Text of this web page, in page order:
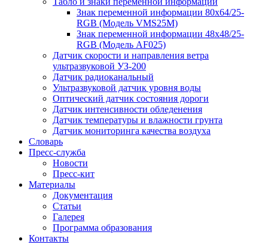
Знак переменной информации 80х64/25-
RGB (Модель VMS25M)
Знак переменной информации 48х48/25-
RGB (Модель АF025)
Датчик скорости и направления ветра
ультразвуковой УЗ-200
Датчик радиоканальный
Ультразвуковой датчик уровня воды
Оптический датчик состояния дороги
Датчик интенсивности обледенения
Датчик температуры и влажности грунта
Датчик мониторинга качества воздуха
Словарь
Пресс-служба
Новости
Пресс-кит
Материалы
Документация
Статьи
Галерея
Программа образования
Контакты